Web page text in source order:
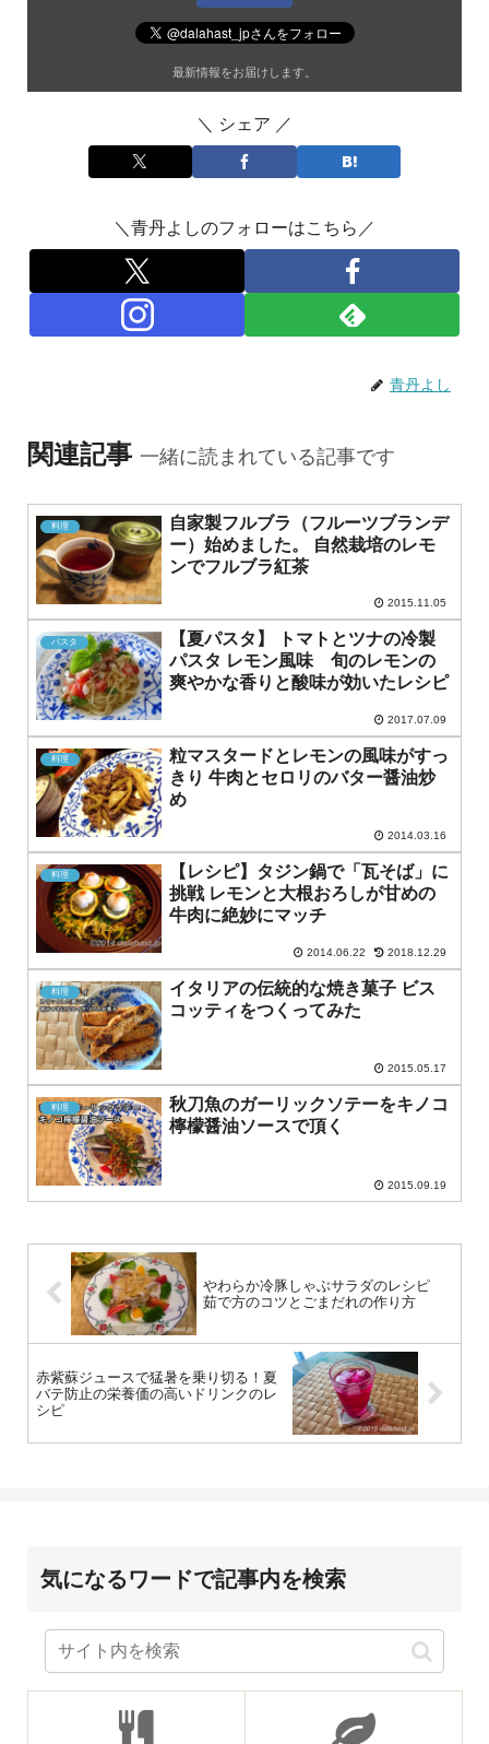
最新情報をお届けします。
＼ シェア ／
＼青丹よしのフォローはこちら／
青丹よし
関連記事 一緒に読まれている記事です
料理
自家製フルブラ（フルーツブランデ
ー）始めました。 自然栽培のレモ
ンでフルブラ紅茶
2015.11.05
パスタ
【夏パスタ】 トマトとツナの冷製
パスタ レモン風味 旬のレモンの
爽やかな香りと酸味が効いたレシピ
2017.07.09
料理
粒マスタードとレモンの風味がすっ
きり 牛肉とセロリのバター醤油炒
め
2014.03.16
料理
【レシピ】タジン鍋で「瓦そば」に
挑戦 レモンと大根おろしが甘めの
牛肉に絶妙にマッチ
2014.06.22 2018.12.29
料理
イタリアの伝統的な焼き菓子 ビス
コッティをつくってみた
2015.05.17
料理
秋刀魚のガーリックソテーをキノコ
檸檬醤油ソースで頂く
2015.09.19
やわらか冷豚しゃぶサラダのレシピ
茹で方のコツとごまだれの作り方
赤紫蘇ジュースで猛暑を乗り切る！夏
バテ防止の栄養価の高いドリンクのレ
シピ
気になるワードで記事内を検索